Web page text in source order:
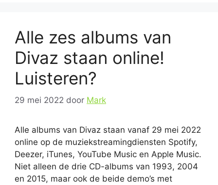
Alle zes albums van
Divaz staan online!
Luisteren?
29 mei 2022 door Mark
Alle albums van Divaz staan vanaf 29 mei 2022
online op de muziekstreamingdiensten Spotify,
Deezer, iTunes, YouTube Music en Apple Music.
Niet alleen de drie CD-albums van 1993, 2004
en 2015, maar ook de beide demo’s met